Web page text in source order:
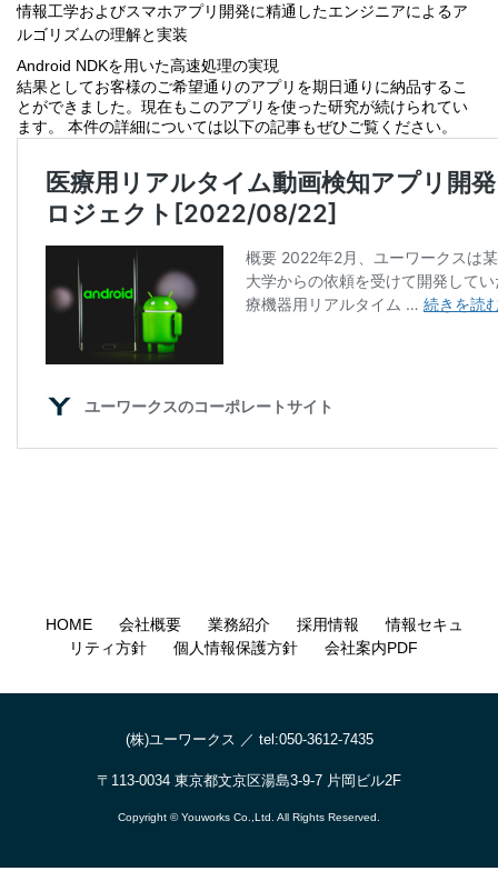
情報工学およびスマホアプリ開発に精通したエンジニアによるア
ルゴリズムの理解と実装
Android NDKを用いた高速処理の実現
結果としてお客様のご希望通りのアプリを期日通りに納品するこ
とができました。現在もこのアプリを使った研究が続けられてい
ます。 本件の詳細については以下の記事もぜひご覧ください。
HOME 会社概要 業務紹介 採用情報
情報セキュ
リティ方針
個人情報保護方針 会社案内PDF
(株)ユーワークス ／ tel:050-3612-7435
〒113-0034 東京都文京区湯島3-9-7 片岡ビル2F
Copyright © Youworks Co.,Ltd. All Rights Reserved.